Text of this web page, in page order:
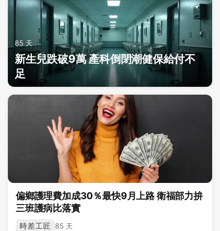
85 天
新生兒跌破9萬 產科倒閉潮健保給付不
足
偏鄉護理費加成30％最快9月上路 衛福部力拚
三班護病比落實
時差工匠 85 天